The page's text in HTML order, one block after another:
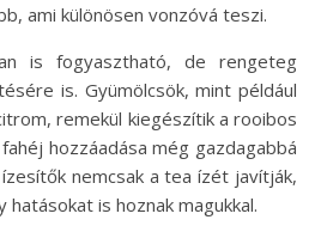
ami különösen vonzóvá teszi.
is fogyasztható, de rengeteg
is. Gyümölcsök, mint például
remekül kiegészítik a rooibos
hozzáadása még gazdagabbá
nemcsak a tea ízét javítják,
is hoznak magukkal.